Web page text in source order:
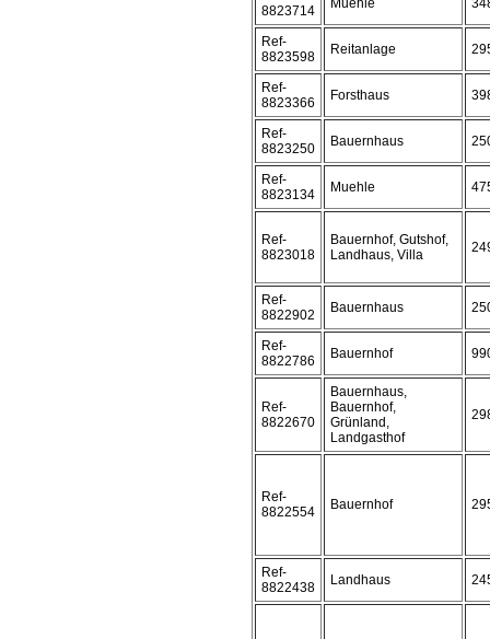
8823714
Muehle
Ref-
8823598
Reitanlage
Ref-
8823366
Forsthaus
Ref-
8823250
Bauernhaus
Ref-
8823134
Muehle
Ref-
8823018
Bauernhof, Gutshof,
Landhaus, Villa
Ref-
8822902
Bauernhaus
Ref-
8822786
Bauernhof
Ref-
8822670
Bauernhaus,
Bauernhof,
Grünland,
Landgasthof
Ref-
8822554
Bauernhof
Ref-
8822438
Landhaus